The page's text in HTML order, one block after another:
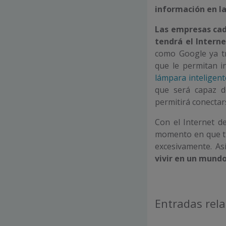
información en
Las empresas
tendrá el
como Google ya
que le permitan
lámpara
que será capaz
permitirá
Con el Internet
momento en
excesivamente.
vivir en un
Entradas